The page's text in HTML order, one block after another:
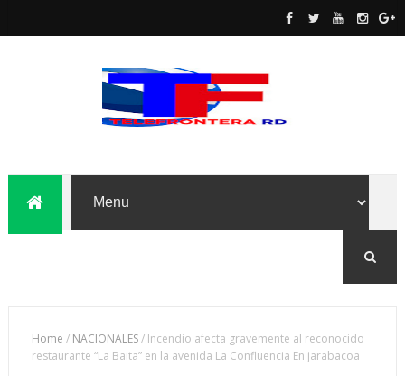
Home / NACIONALES/ Incendio afecta gravemente al reconocido
restaurante “La Baita” en la avenida La Confluencia En jarabacoa